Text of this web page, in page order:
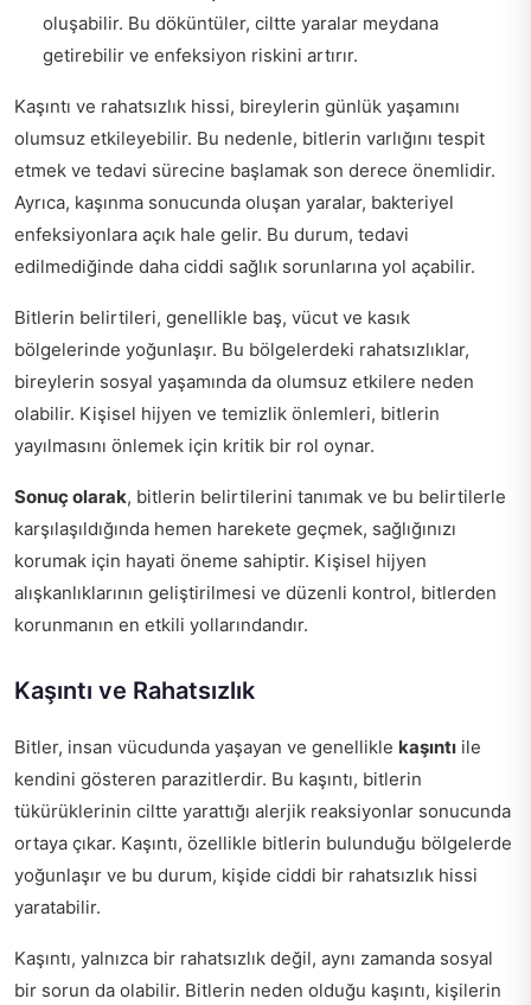
oluşabilir. Bu döküntüler, ciltte yaralar meydana
getirebilir ve enfeksiyon riskini artırır.
Kaşıntı ve rahatsızlık hissi, bireylerin günlük yaşamını
olumsuz etkileyebilir. Bu nedenle, bitlerin varlığını tespit
etmek ve tedavi sürecine başlamak son derece önemlidir.
Ayrıca, kaşınma sonucunda oluşan yaralar, bakteriyel
enfeksiyonlara açık hale gelir. Bu durum, tedavi
edilmediğinde daha ciddi sağlık sorunlarına yol açabilir.
Bitlerin belirtileri, genellikle baş, vücut ve kasık
bölgelerinde yoğunlaşır. Bu bölgelerdeki rahatsızlıklar,
bireylerin sosyal yaşamında da olumsuz etkilere neden
olabilir. Kişisel hijyen ve temizlik önlemleri, bitlerin
yayılmasını önlemek için kritik bir rol oynar.
Sonuç olarak, bitlerin belirtilerini tanımak ve bu belirtilerle
karşılaşıldığında hemen harekete geçmek, sağlığınızı
korumak için hayati öneme sahiptir. Kişisel hijyen
alışkanlıklarının geliştirilmesi ve düzenli kontrol, bitlerden
korunmanın en etkili yollarındandır.
Kaşıntı ve Rahatsızlık
Bitler, insan vücudunda yaşayan ve genellikle kaşıntı ile
kendini gösteren parazitlerdir. Bu kaşıntı, bitlerin
tükürüklerinin ciltte yarattığı alerjik reaksiyonlar sonucunda
ortaya çıkar. Kaşıntı, özellikle bitlerin bulunduğu bölgelerde
yoğunlaşır ve bu durum, kişide ciddi bir rahatsızlık hissi
yaratabilir.
Kaşıntı, yalnızca bir rahatsızlık değil, aynı zamanda sosyal
bir sorun da olabilir. Bitlerin neden olduğu kaşıntı, kişilerin